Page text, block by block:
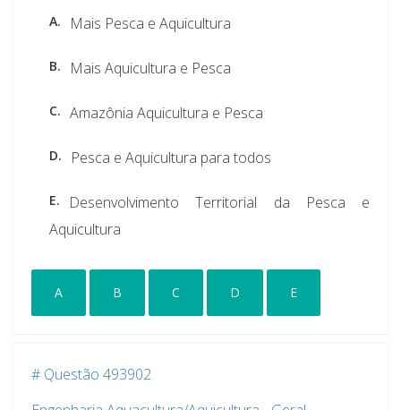
A. Mais Pesca e Aquicultura
B. Mais Aquicultura e Pesca
C. Amazônia Aquicultura e Pesca
D. Pesca e Aquicultura para todos
E.
Desenvolvimento Territorial da Pesca e
Aquicultura
A B C D E
# Questão 493902